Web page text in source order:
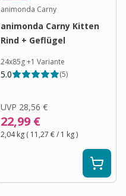
animonda Carny
animonda Carny Kitten
Rind + Geflügel
24x85g+1 Variante
5.0 (5)
UVP 28,56 €
22,99 €
2,04 kg ( 11,27 €/ 1 kg)